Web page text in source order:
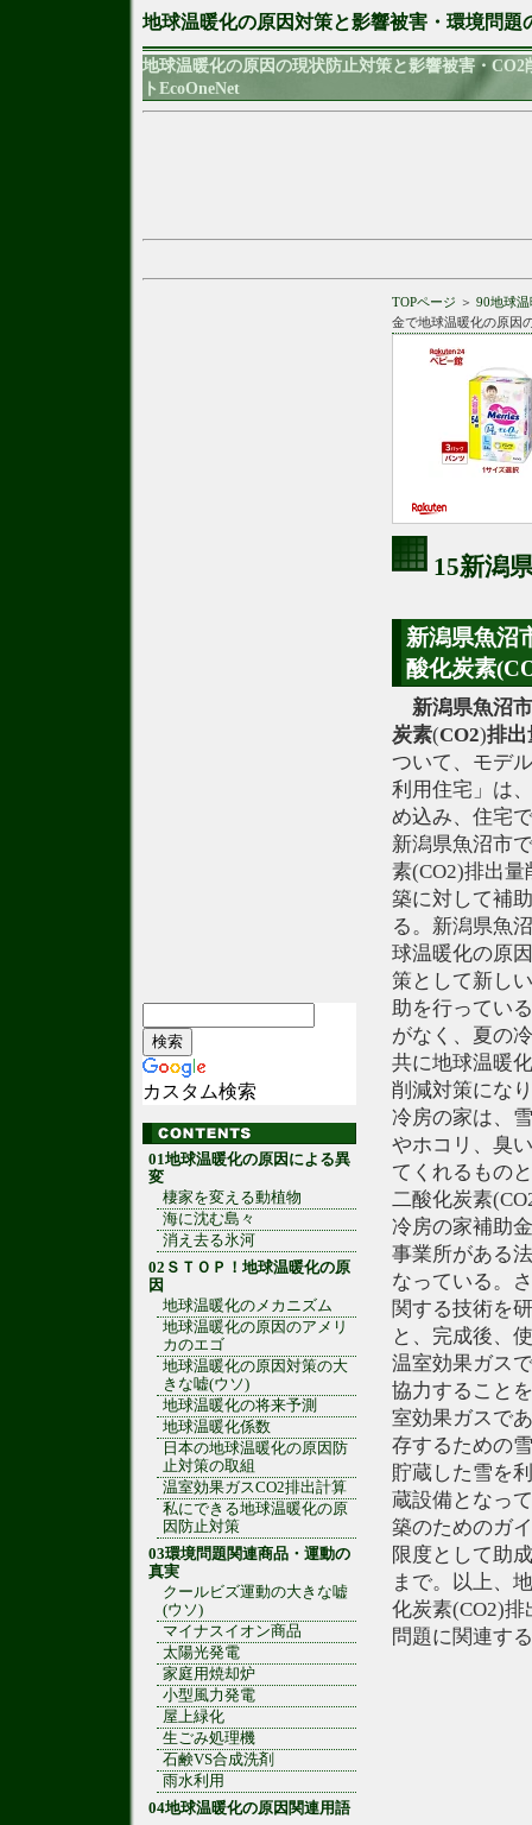
地球温暖化の原因対策と影響被害・環境問題
地球温暖化の原因の現状防止対策と影響被害・
トEcoOneNet
TOPページ ＞ 90地球
金で地球温暖化の原因
15新潟
新潟県魚沼
酸化炭素
新潟県魚沼市
炭素(CO2)排出
ついて、モデ
利用住宅」は
め込み、住宅
新潟県魚沼市
素(CO2)排出
築に対して補
る。新潟県魚
球温暖化の原
策として新し
助を行ってい
がなく、夏の
共に地球温暖
削減対策にな
冷房の家は、
やホコリ、臭
てくれるもの
二酸化炭素
冷房の家補助
事業所がある
なっている。
関する技術を
と、完成後、
温室効果ガス
協力すること
室効果ガスで
存するための
貯蔵した雪を
蔵設備となっ
築のためのガ
限度として助
まで。以上、
化炭素(CO2)
問題に関連す
カスタム検索
01地球温暖化の原因による異
変
棲家を変える動植物
海に沈む島々
消え去る氷河
02ＳＴＯＰ！地球温暖化の原
因
地球温暖化のメカニズム
地球温暖化の原因のアメリ
カのエゴ
地球温暖化の原因対策の大
きな嘘(ウソ)
地球温暖化の将来予測
地球温暖化係数
日本の地球温暖化の原因防
止対策の取組
温室効果ガスCO2排出計算
私にできる地球温暖化の原
因防止対策
03環境問題関連商品・運動の
真実
クールビズ運動の大きな嘘
(ウソ)
マイナスイオン商品
太陽光発電
家庭用焼却炉
小型風力発電
屋上緑化
生ごみ処理機
石鹸VS合成洗剤
雨水利用
04地球温暖化の原因関連用語